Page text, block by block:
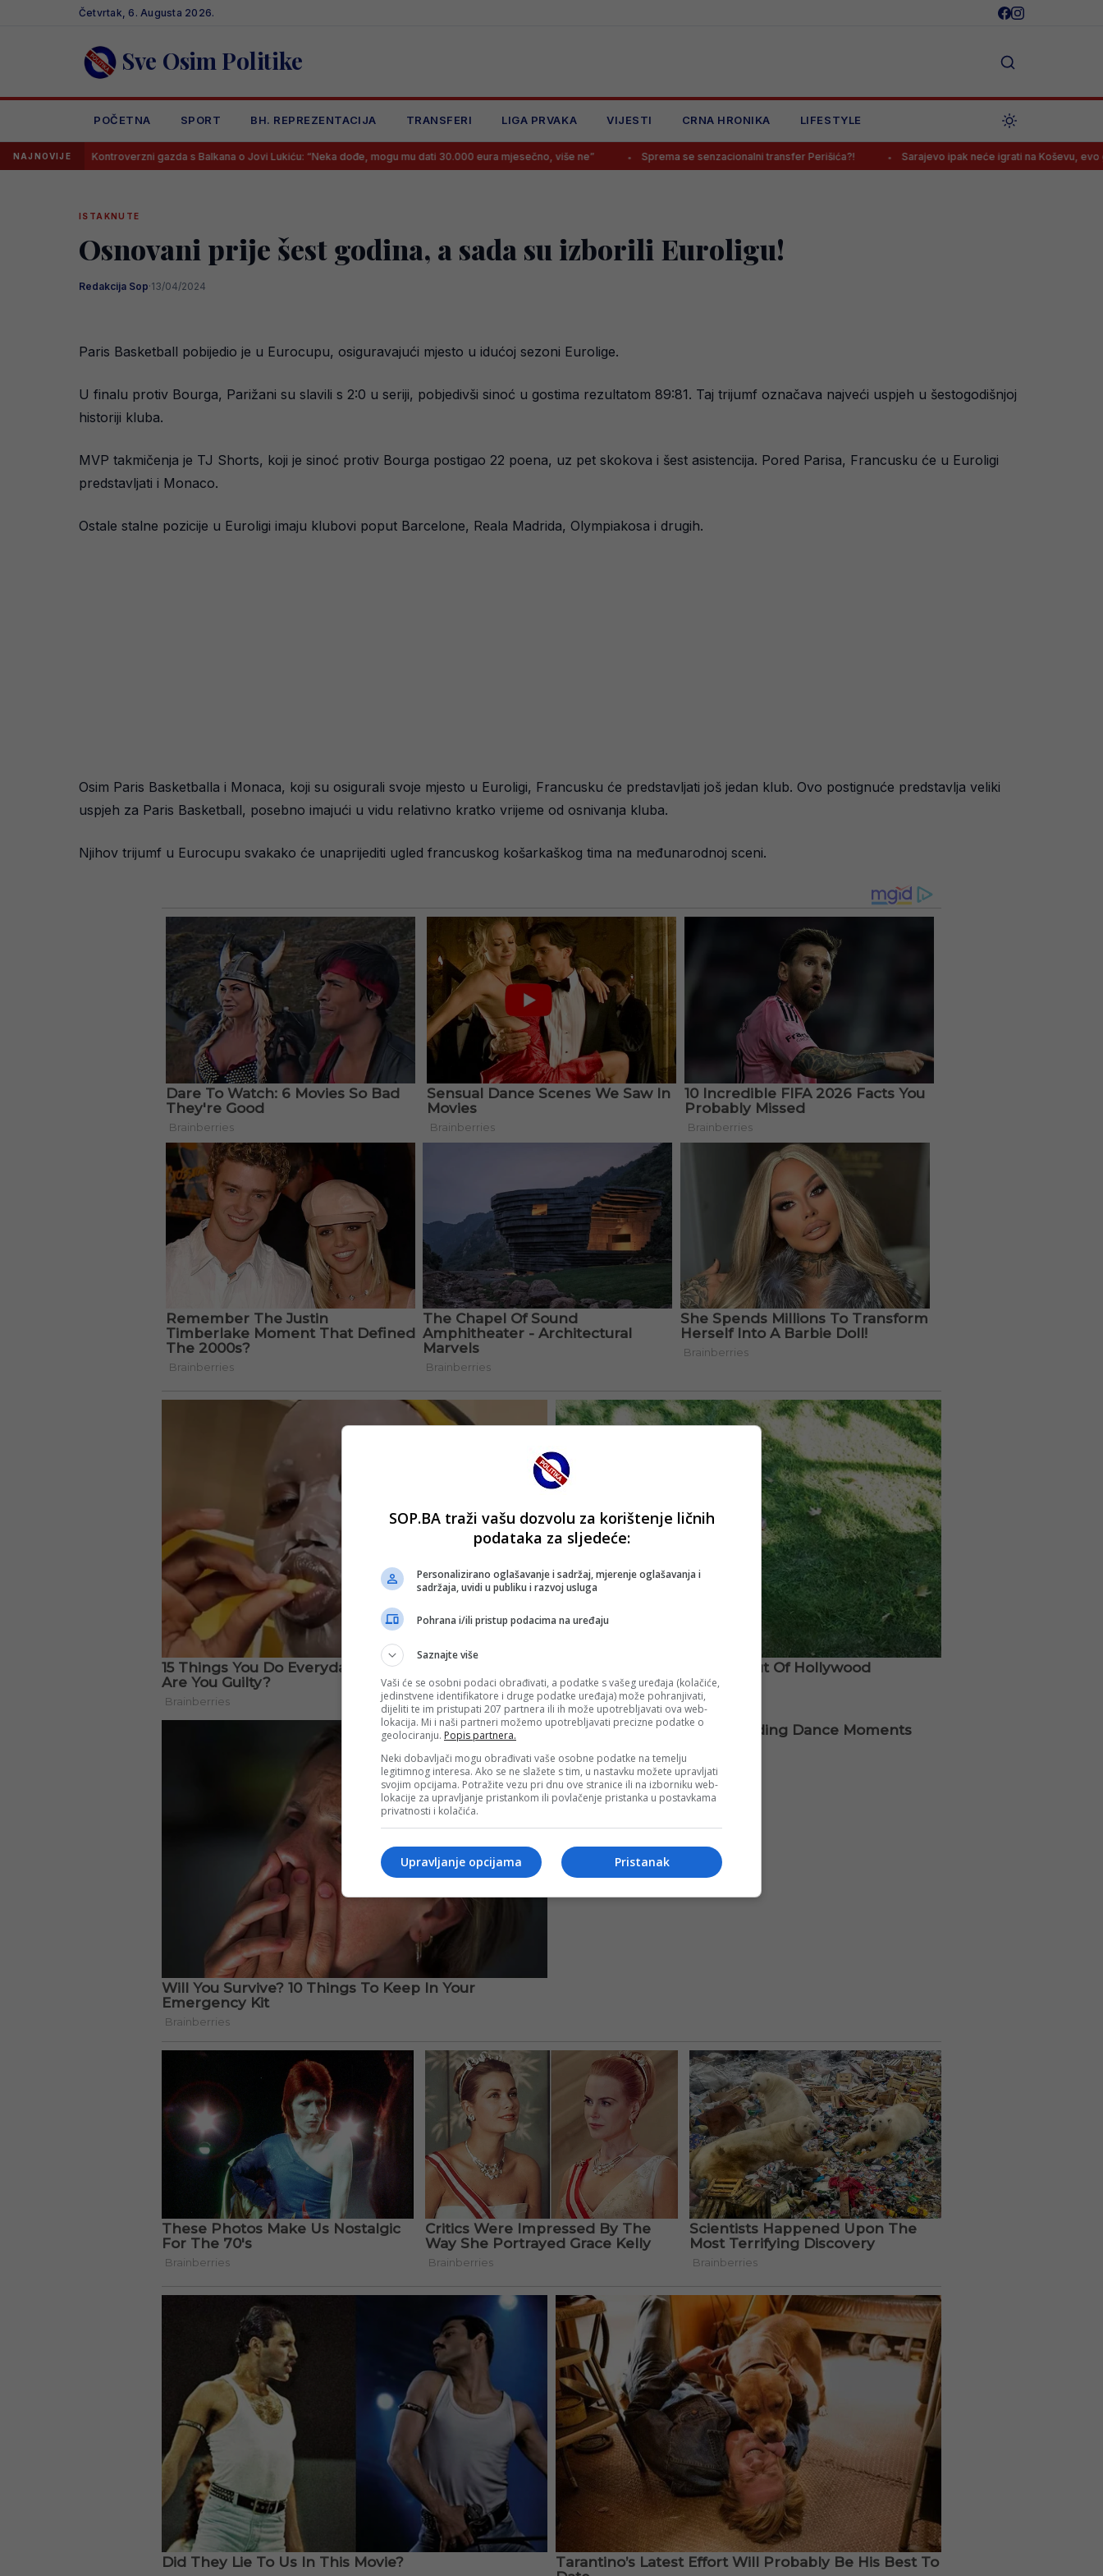
Četvrtak, 6. Augusta 2026.
Sve Osim Politike
POČETNA SPORT BH. REPREZENTACIJA TRANSFERI LIGA PRVAKA VIJESTI CRNA HRONIKA LIFESTYLE
NAJNOVIJE
Kontroverzni gazda s Balkana o Jovi Lukiću: “Neka dođe, mogu mu dati 30.000 eura mjesečno, više ne” Sprema se senzacionalni transfer Perišića?! Sarajevo ipak neće igrati na Koševu, evo gdje će
ISTAKNUTE
Osnovani prije šest godina, a sada su izborili Euroligu!
Redakcija Sop·13/04/2024
Paris Basketball pobijedio je u Eurocupu, osiguravajući mjesto u idućoj sezoni Eurolige.
U finalu protiv Bourga, Parižani su slavili s 2:0 u seriji, pobjedivši sinoć u gostima rezultatom 89:81. Taj trijumf označava najveći uspjeh u šestogodišnjoj
historiji kluba.
MVP takmičenja je TJ Shorts, koji je sinoć protiv Bourga postigao 22 poena, uz pet skokova i šest asistencija. Pored Parisa, Francusku će u Euroligi
predstavljati i Monaco.
Ostale stalne pozicije u Euroligi imaju klubovi poput Barcelone, Reala Madrida, Olympiakosa i drugih.
Osim Paris Basketballa i Monaca, koji su osigurali svoje mjesto u Euroligi, Francusku će predstavljati još jedan klub. Ovo postignuće predstavlja veliki
uspjeh za Paris Basketball, posebno imajući u vidu relativno kratko vrijeme od osnivanja kluba.
Njihov trijumf u Eurocupu svakako će unaprijediti ugled francuskog košarkaškog tima na međunarodnoj sceni.
SOP.BA traži vašu dozvolu za korištenje ličnih
podataka za sljedeće:
Personalizirano oglašavanje i sadržaj, mjerenje oglašavanja i
sadržaja, uvidi u publiku i razvoj usluga
Pohrana i/ili pristup podacima na uređaju
Saznajte više
Vaši će se osobni podaci obrađivati, a podatke s vašeg uređaja (kolačiće,
jedinstvene identifikatore i druge podatke uređaja) može pohranjivati,
dijeliti te im pristupati 207 partnera ili ih može upotrebljavati ova web-
lokacija. Mi i naši partneri možemo upotrebljavati precizne podatke o
geolociranju. Popis partnera.
Neki dobavljači mogu obrađivati vaše osobne podatke na temelju
legitimnog interesa. Ako se ne slažete s tim, u nastavku možete upravljati
svojim opcijama. Potražite vezu pri dnu ove stranice ili na izborniku web-
lokacije za upravljanje pristankom ili povlačenje pristanka u postavkama
privatnosti i kolačića.
Pristanak
Upravljanje opcijama